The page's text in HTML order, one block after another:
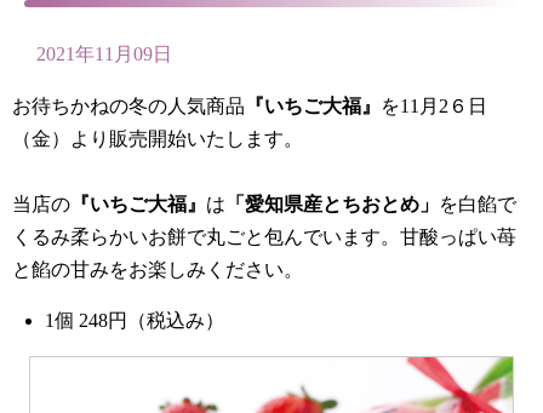
2021年11月09日
お待ちかねの冬の人気商品 『いちご大福』
を11月2６日
（金）より販売開始いたします。
当店の 『いちご大福』 は 「愛知県産とちおとめ」 を白餡で
くるみ柔らかいお餅で丸ごと包んでいます。甘酸っぱい苺
と餡の甘みをお楽しみください。
1個 248円（税込み）